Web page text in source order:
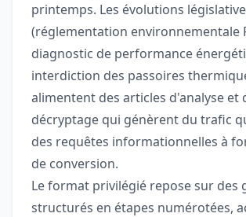
printemps. Les évolutions
(réglementation environnementale
diagnostic de performance
interdiction des passoires
alimentent des articles d'analyse et
décryptage qui génèrent du trafic
des requêtes informationnelles à
de conversion.
Le format privilégié repose sur des
structurés en étapes numérotées,